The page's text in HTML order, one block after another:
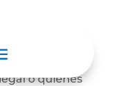
temporal
cual los
o quienes